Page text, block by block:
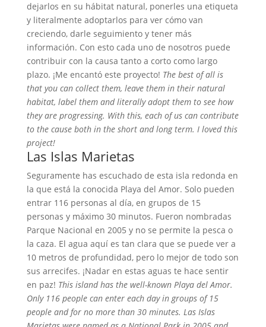
dejarlos en su hábitat natural, ponerles una etiqueta
y literalmente adoptarlos para ver cómo van
creciendo, darle seguimiento y tener más
información. Con esto cada uno de nosotros puede
contribuir con la causa tanto a corto como largo
plazo. ¡Me encantó este proyecto! The best of all is
that you can collect them, leave them in their natural
habitat, label them and literally adopt them to see how
they are progressing. With this, each of us can contribute
to the cause both in the short and long term. I loved this
project!
Las Islas Marietas
Seguramente has escuchado de esta isla redonda en
la que está la conocida Playa del Amor. Solo pueden
entrar 116 personas al día, en grupos de 15
personas y máximo 30 minutos. Fueron nombradas
Parque Nacional en 2005 y no se permite la pesca o
la caza. El agua aquí es tan clara que se puede ver a
10 metros de profundidad, pero lo mejor de todo son
sus arrecifes. ¡Nadar en estas aguas te hace sentir
en paz! This island has the well-known Playa del Amor.
Only 116 people can enter each day in groups of 15
people and for no more than 30 minutes. Las Islas